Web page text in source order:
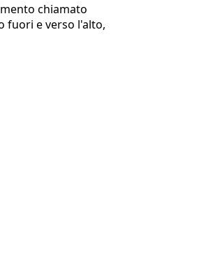
chiamato
fuori e verso l'alto,